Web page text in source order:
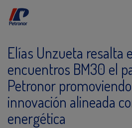
Elías Unzueta resalta
encuentros BM30 el
Petronor
innovación alineada
energética